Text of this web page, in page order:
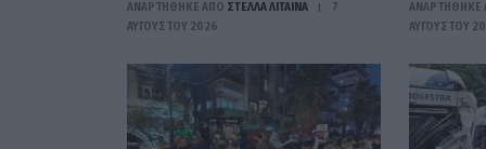
ΑΝΑΡΤΗΘΗΚΕ ΑΠΟ ΣΤΈΛΛΑ ΛΊΤΑΙΝΑ
7
ΑΥΓΟΎΣΤΟΥ 2026
ΑΝΑΡΤΗΘΗΚΕ
ΑΥΓΟΎΣΤΟΥ